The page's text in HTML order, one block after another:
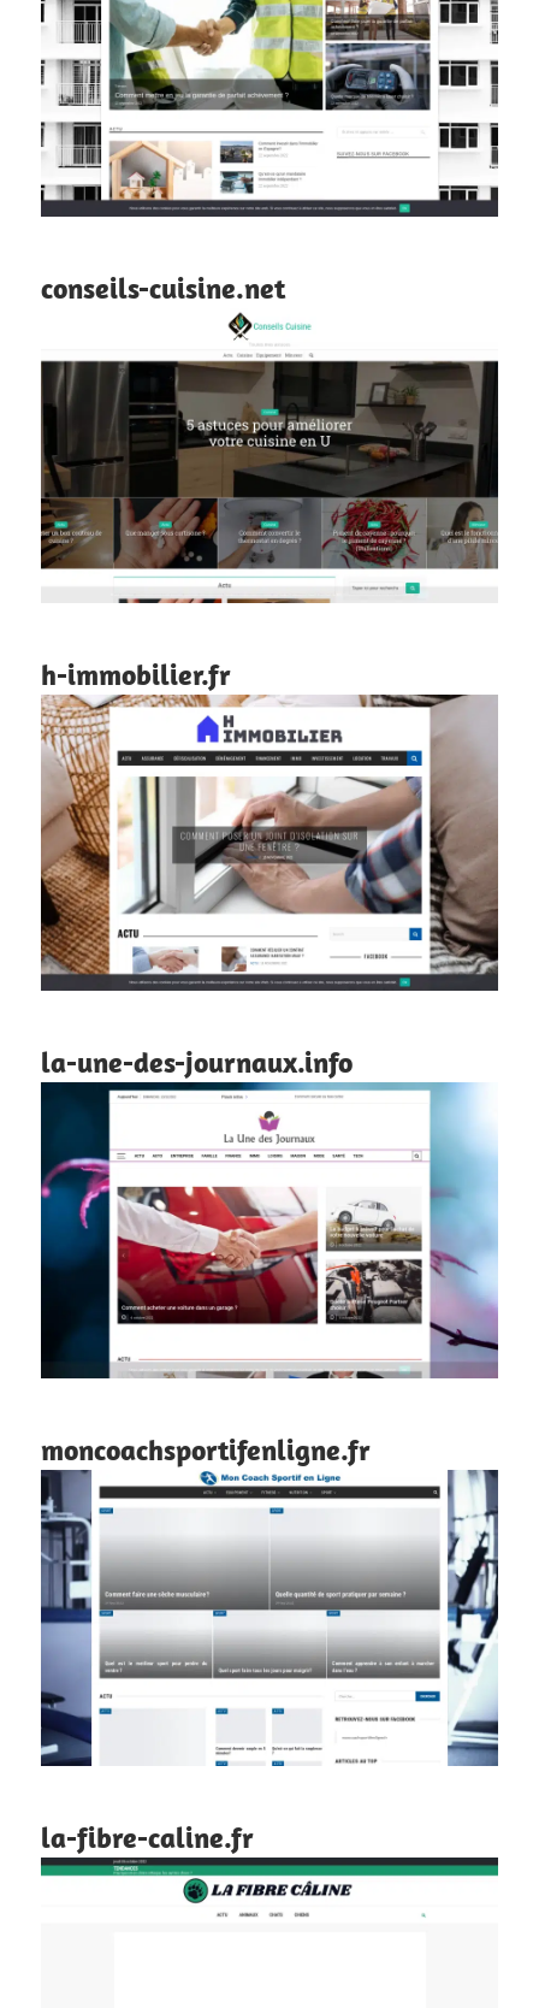
conseils-cuisine.net
h-immobilier.fr
la-une-des-journaux.info
moncoachsportifenligne.fr
la-fibre-caline.fr